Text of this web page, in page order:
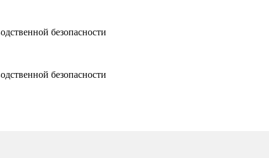
безопасности
безопасности